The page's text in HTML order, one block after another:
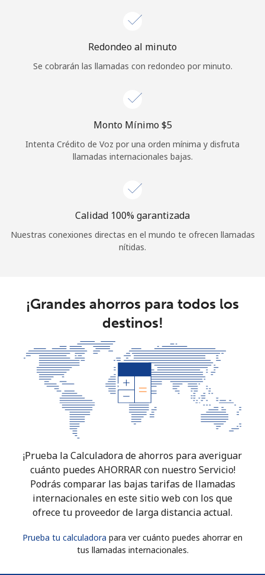
Redondeo al minuto
Se cobrarán las llamadas con redondeo por minuto.
Monto Mínimo ⁦$5⁩
Intenta Crédito de Voz por una orden mínima y disfruta
llamadas internacionales bajas.
Calidad 100% garantizada
Nuestras conexiones directas en el mundo te ofrecen llamadas
nítidas.
¡Grandes ahorros para todos los
destinos!
¡Prueba la Calculadora de ahorros para averiguar
cuánto puedes AHORRAR con nuestro Servicio!
Podrás comparar las bajas tarifas de llamadas
internacionales en este sitio web con los que
ofrece tu proveedor de larga distancia actual.
Prueba tu calculadora para ver cuánto puedes ahorrar en
tus llamadas internacionales.